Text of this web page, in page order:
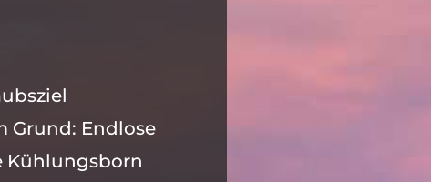
Grund: Endlose
Kühlungsborn